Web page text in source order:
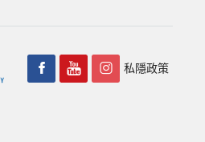
私隱政策